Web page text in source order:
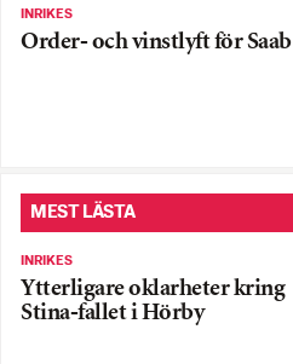
INRIKES
Order- och vinstlyft för Saab
MEST LÄSTA
INRIKES
Ytterligare oklarheter kring
Stina-fallet i Hörby